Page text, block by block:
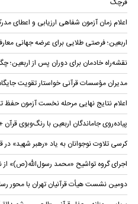
اعلام زمان آزمون شفاهی ارزیابی و اعطای
اربعین؛ فرصتی طلایی برای عرضه جهانی
نقشه‌راه خادمان برای دوران پس از اربعین؛
مدیران مؤسسات قرآنی خواستار تقویت
اعلام نتایج نهایی مرحله نخست آزمون
پیاده‌روی جاماندگان اربعین با رنگ‌وبوی
کرسی تلاوت نوجوانان به یاد «رهبر شهید»
اجرای گروه تواشیح «محمد رسول‌الله(ص)» از
دومین نشست هیأت قرآنیان تهران با محور